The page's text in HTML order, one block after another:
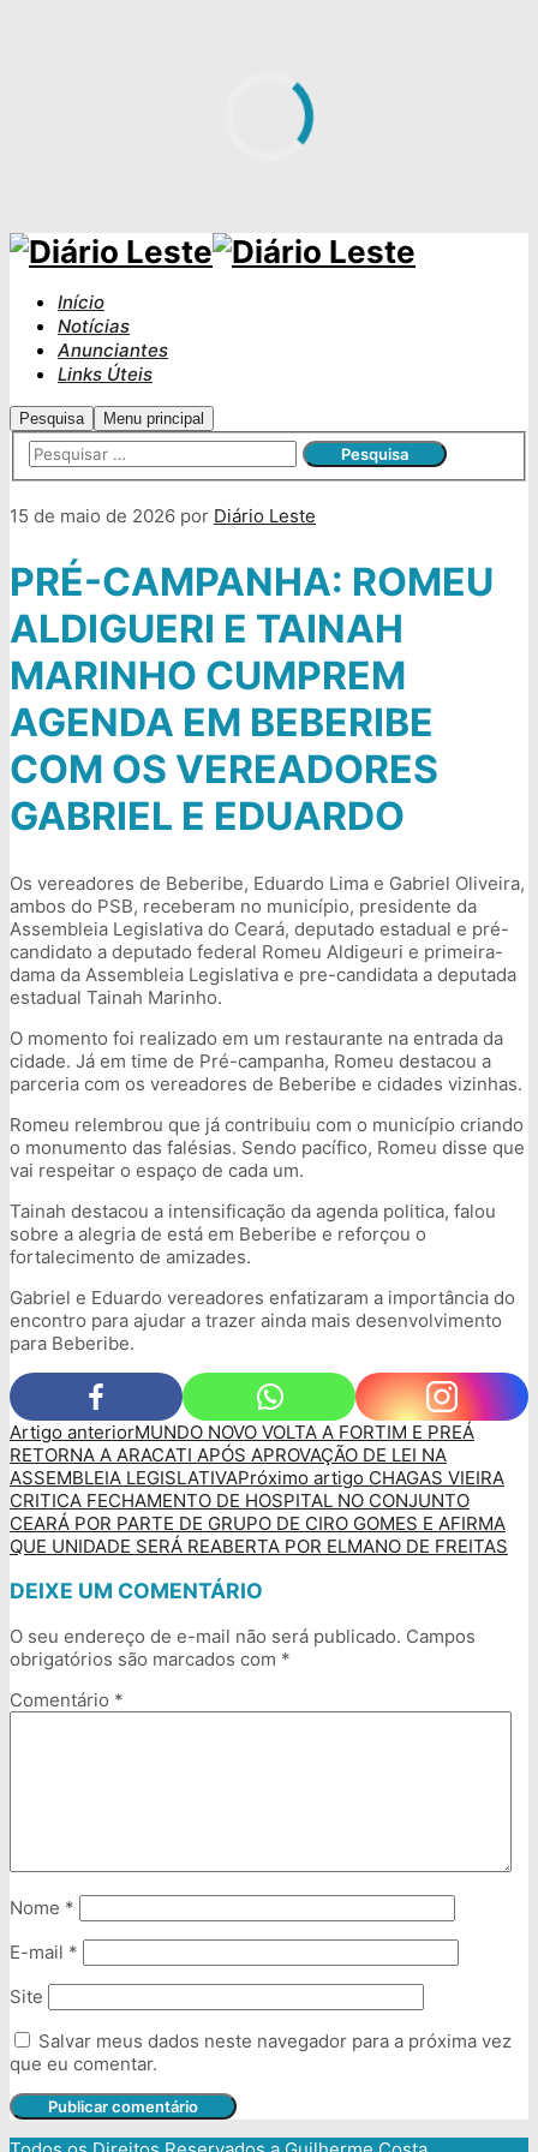
Início
Notícias
Anunciantes
Links Úteis
Pesquisa Menu principal
15 de maio de 2026 por Diário Leste
PRÉ-CAMPANHA: ROMEU
ALDIGUERI E TAINAH
MARINHO CUMPREM
AGENDA EM BEBERIBE
COM OS VEREADORES
GABRIEL E EDUARDO
Os vereadores de Beberibe, Eduardo Lima e Gabriel Oliveira,
ambos do PSB, receberam no município, presidente da
Assembleia Legislativa do Ceará, deputado estadual e pré-
candidato a deputado federal Romeu Aldigeuri e primeira-
dama da Assembleia Legislativa e pre-candidata a deputada
estadual Tainah Marinho.
O momento foi realizado em um restaurante na entrada da
cidade. Já em time de Pré-campanha, Romeu destacou a
parceria com os vereadores de Beberibe e cidades vizinhas.
Romeu relembrou que já contribuiu com o município criando
o monumento das falésias. Sendo pacífico, Romeu disse que
vai respeitar o espaço de cada um.
Tainah destacou a intensificação da agenda politica, falou
sobre a alegria de está em Beberibe e reforçou o
fortalecimento de amizades.
Gabriel e Eduardo vereadores enfatizaram a importância do
encontro para ajudar a trazer ainda mais desenvolvimento
para Beberibe.
Artigo anteriorMUNDO NOVO VOLTA A FORTIM E PREÁ
RETORNA A ARACATI APÓS APROVAÇÃO DE LEI NA
ASSEMBLEIA LEGISLATIVAPróximo artigo CHAGAS VIEIRA
CRITICA FECHAMENTO DE HOSPITAL NO CONJUNTO
CEARÁ POR PARTE DE GRUPO DE CIRO GOMES E AFIRMA
QUE UNIDADE SERÁ REABERTA POR ELMANO DE FREITAS
DEIXE UM COMENTÁRIO
O seu endereço de e-mail não será publicado. Campos
obrigatórios são marcados com *
Comentário *
Nome *
E-mail *
Site
Salvar meus dados neste navegador para a próxima vez
que eu comentar.